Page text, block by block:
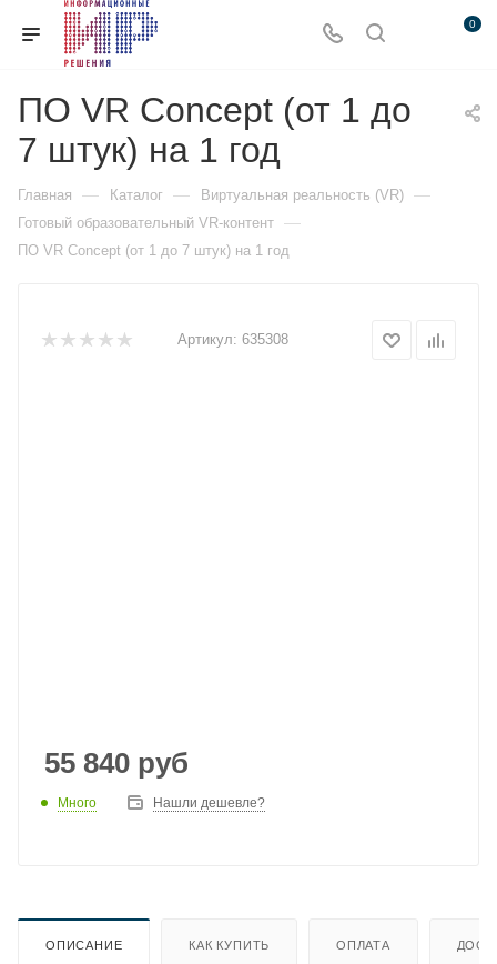
0
ПО VR Concept (от 1 до
7 штук) на 1 год
Главная — Каталог — Виртуальная реальность (VR) —
Готовый образовательный VR-контент —
ПО VR Concept (от 1 до 7 штук) на 1 год
Артикул: 635308
55 840 руб
Много Нашли дешевле?
ОПИСАНИЕ КАК КУПИТЬ ОПЛАТА